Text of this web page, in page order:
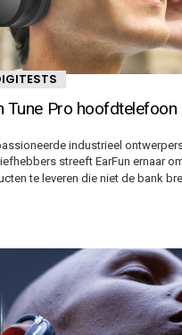
Tune Pro hoofdtelefoon
industrieel
streeft EarFun ernaar
te leveren die niet de bank